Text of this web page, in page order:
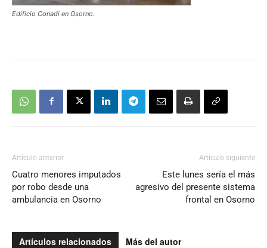
Edificio Conadi en Osorno.
Artículo anterior
Cuatro menores imputados
por robo desde una
ambulancia en Osorno
Artículo siguiente
Este lunes sería el más
agresivo del presente sistema
frontal en Osorno
Artículos relacionados Más del autor